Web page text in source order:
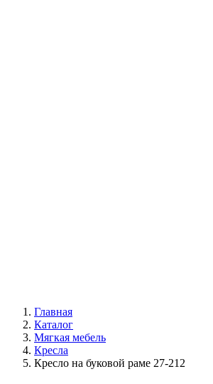
Главная
Каталог
Мягкая мебель
Кресла
Кресло на буковой раме 27-212